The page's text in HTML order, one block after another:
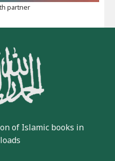
partner
of Islamic books in